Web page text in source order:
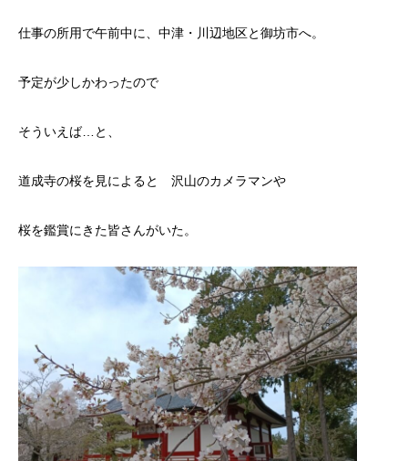
仕事の所用で午前中に、中津・川辺地区と御坊市へ。
予定が少しかわったので
そういえば…と、
道成寺の桜を見によると 沢山のカメラマンや
桜を鑑賞にきた皆さんがいた。